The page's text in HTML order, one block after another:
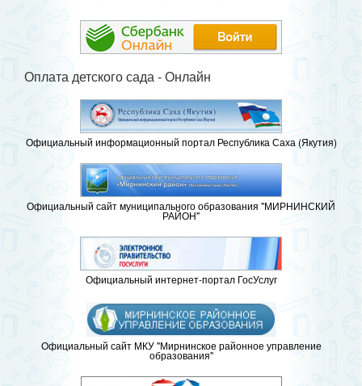
Оплата детского сада - Онлайн
Официальный информационный портал Республика Саха (Якутия)
Официальный сайт муниципального образования "МИРНИНСКИЙ
РАЙОН"
Официальный интернет-портал ГосУслуг
Официальный сайт МКУ "Мирнинское районное управление
образования"